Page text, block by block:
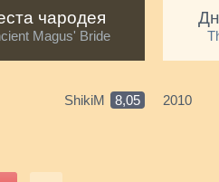
чародея
Magus' Bride
ShikiM 8,05 2010